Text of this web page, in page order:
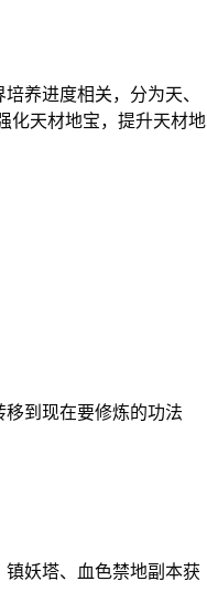
养进度相关，分为天、
化天材地宝，提升天材地
到现在要修炼的功法
妖塔、血色禁地副本获